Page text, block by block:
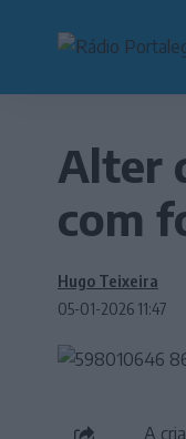
Alter
com
05-01-2026 11:47
Hugo Teixeira
A